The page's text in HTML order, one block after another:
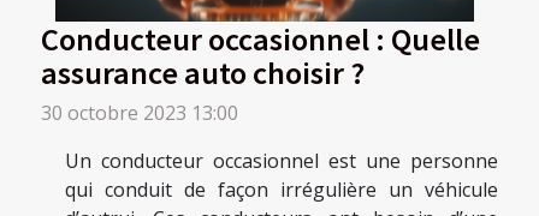
Conducteur occasionnel : Quelle
assurance auto choisir ?
30 octobre 2023 13:00
Un conducteur occasionnel est une personne
qui conduit de façon irrégulière un véhicule